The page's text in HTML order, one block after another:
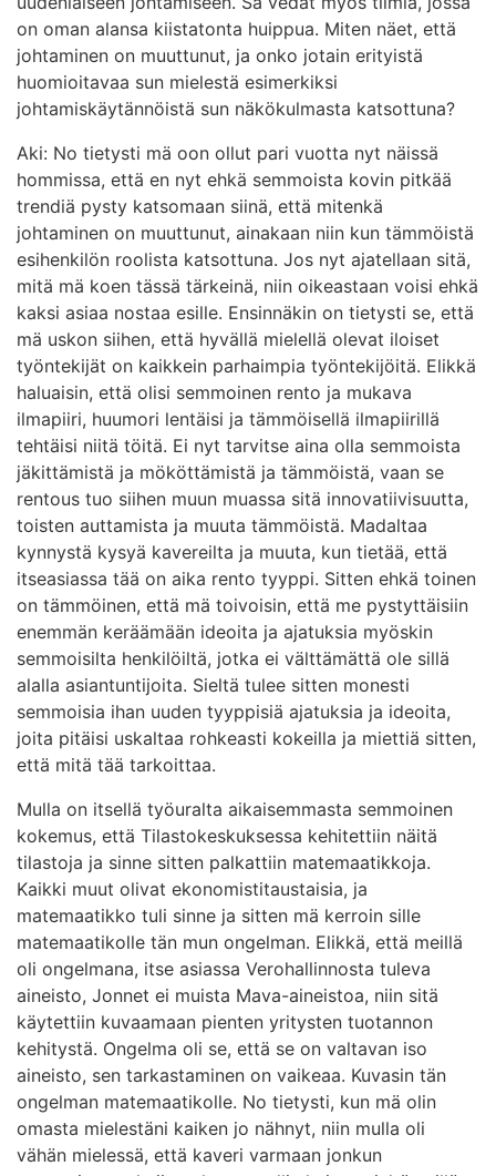
on oman alansa kiistatonta huippua. Miten näet, että
johtaminen on muuttunut, ja onko jotain erityistä
huomioitavaa sun mielestä esimerkiksi
johtamiskäytännöistä sun näkökulmasta katsottuna?
Aki: No tietysti mä oon ollut pari vuotta nyt näissä
hommissa, että en nyt ehkä semmoista kovin pitkää
trendiä pysty katsomaan siinä, että mitenkä
johtaminen on muuttunut, ainakaan niin kun tämmöistä
esihenkilön roolista katsottuna. Jos nyt ajatellaan sitä,
mitä mä koen tässä tärkeinä, niin oikeastaan voisi ehkä
kaksi asiaa nostaa esille. Ensinnäkin on tietysti se, että
mä uskon siihen, että hyvällä mielellä olevat iloiset
työntekijät on kaikkein parhaimpia työntekijöitä. Elikkä
haluaisin, että olisi semmoinen rento ja mukava
ilmapiiri, huumori lentäisi ja tämmöisellä ilmapiirillä
tehtäisi niitä töitä. Ei nyt tarvitse aina olla semmoista
jäkittämistä ja mököttämistä ja tämmöistä, vaan se
rentous tuo siihen muun muassa sitä innovatiivisuutta,
toisten auttamista ja muuta tämmöistä. Madaltaa
kynnystä kysyä kavereilta ja muuta, kun tietää, että
itseasiassa tää on aika rento tyyppi. Sitten ehkä toinen
on tämmöinen, että mä toivoisin, että me pystyttäisiin
enemmän keräämään ideoita ja ajatuksia myöskin
semmoisilta henkilöiltä, jotka ei välttämättä ole sillä
alalla asiantuntijoita. Sieltä tulee sitten monesti
semmoisia ihan uuden tyyppisiä ajatuksia ja ideoita,
joita pitäisi uskaltaa rohkeasti kokeilla ja miettiä sitten,
että mitä tää tarkoittaa.
Mulla on itsellä työuralta aikaisemmasta semmoinen
kokemus, että Tilastokeskuksessa kehitettiin näitä
tilastoja ja sinne sitten palkattiin matemaatikkoja.
Kaikki muut olivat ekonomistitaustaisia, ja
matemaatikko tuli sinne ja sitten mä kerroin sille
matemaatikolle tän mun ongelman. Elikkä, että meillä
oli ongelmana, itse asiassa Verohallinnosta tuleva
aineisto, Jonnet ei muista Mava-aineistoa, niin sitä
käytettiin kuvaamaan pienten yritysten tuotannon
kehitystä. Ongelma oli se, että se on valtavan iso
aineisto, sen tarkastaminen on vaikeaa. Kuvasin tän
ongelman matemaatikolle. No tietysti, kun mä olin
omasta mielestäni kaiken jo nähnyt, niin mulla oli
vähän mielessä, että kaveri varmaan jonkun